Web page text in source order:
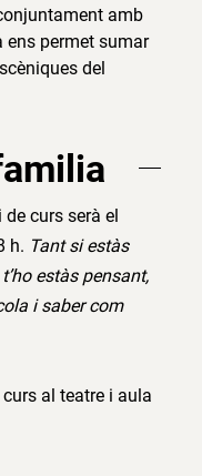
amb
ens permet sumar
del
de curs serà el
h. Tant si estàs
estàs pensant,
i saber com
al teatre i aula